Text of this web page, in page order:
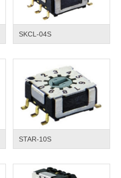
SKCL-04S
STAR-10S